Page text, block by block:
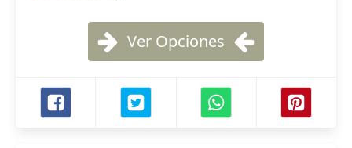
Ver Opciones